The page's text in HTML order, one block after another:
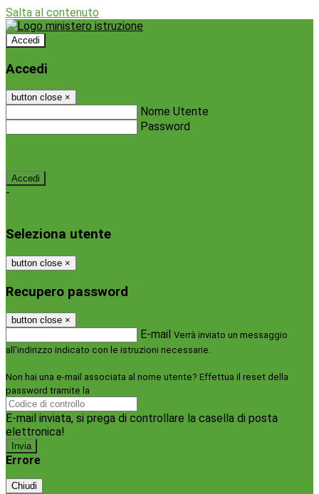
Salta al contenuto
Accedi
Accedi
button close ×
Nome Utente
Password
-
Seleziona utente
button close ×
Recupero password
button close ×
E-mail Verrà inviato un messaggio
all'indirizzo indicato con le istruzioni necessarie.
Non hai una e-mail associata al nome utente? Effettua il reset della
password tramite la
E-mail inviata, si prega di controllare la casella di posta
elettronica!
Errore
Chiudi